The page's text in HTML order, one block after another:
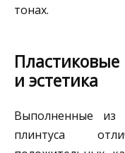
тонах.
и эстетика
Выполненные из
плинтуса